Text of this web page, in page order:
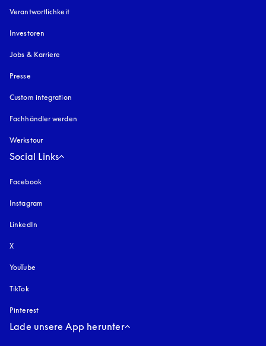
Verantwortlichkeit
Investoren
Jobs & Karriere
Presse
Custom integration
Fachhändler werden
Werkstour
Social Links
Facebook
Instagram
LinkedIn
X
YouTube
TikTok
Pinterest
Lade unsere App herunter